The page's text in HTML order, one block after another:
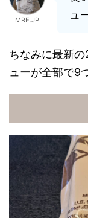
MRE.JP
ュ
ちなみに最新
ューが全部で9